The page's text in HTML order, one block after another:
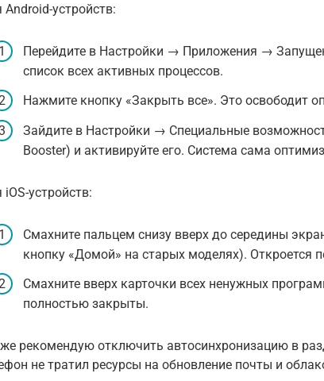
устройств:
Перейдите в Настройки → Приложения →
список всех активных процессов.
Нажмите кнопку «Закрыть все». Это освободит
Зайдите в Настройки → Специальные
Booster) и активируйте его. Система сама
устройств:
Смахните пальцем снизу вверх до середины
кнопку «Домой» на старых моделях). Откроется
Смахните вверх карточки всех ненужных
полностью закрыты.
рекомендую отключить автосинхронизацию в
не тратил ресурсы на обновление почты и